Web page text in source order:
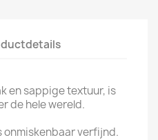
en sappige textuur, is
de hele wereld.
onmiskenbaar verfijnd.